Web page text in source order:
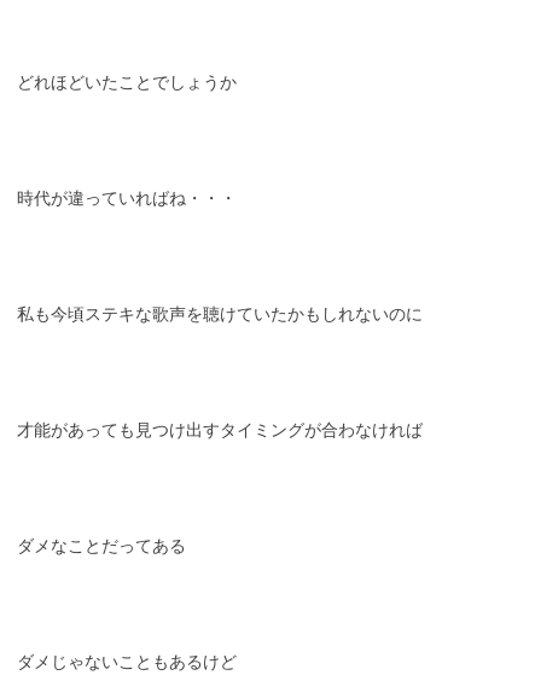
どれほどいたことでしょうか
時代が違っていればね・・・
私も今頃ステキな歌声を聴けていたかもしれないのに
才能があっても見つけ出すタイミングが合わなければ
ダメなことだってある
ダメじゃないこともあるけど